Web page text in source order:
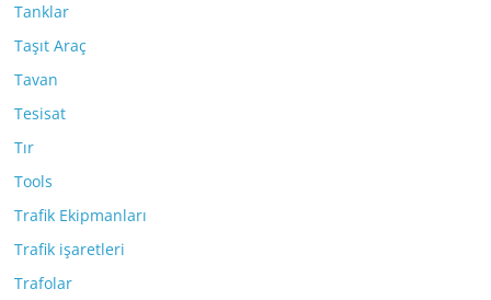
Tanklar
Taşıt Araç
Tavan
Tesisat
Tır
Tools
Trafik Ekipmanları
Trafik işaretleri
Trafolar